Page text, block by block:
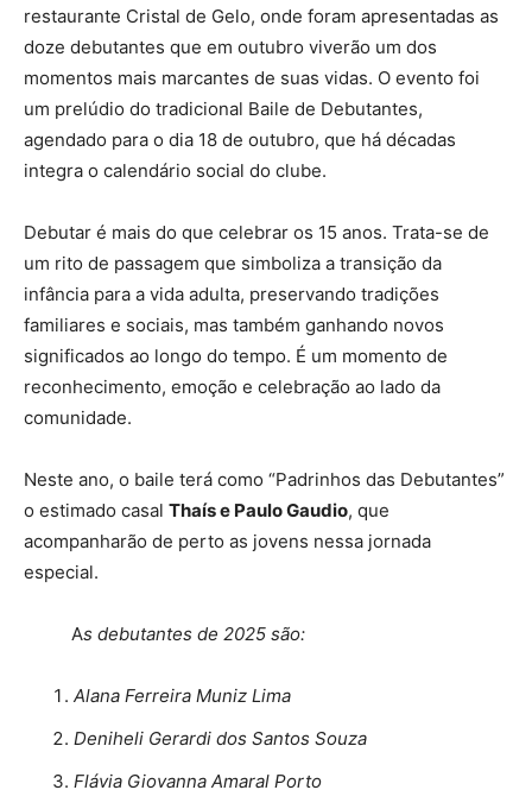
restaurante Cristal de Gelo, onde foram apresentadas as
doze debutantes que em outubro viverão um dos
momentos mais marcantes de suas vidas. O evento foi
um prelúdio do tradicional Baile de Debutantes,
agendado para o dia 18 de outubro, que há décadas
integra o calendário social do clube.
Debutar é mais do que celebrar os 15 anos. Trata-se de
um rito de passagem que simboliza a transição da
infância para a vida adulta, preservando tradições
familiares e sociais, mas também ganhando novos
significados ao longo do tempo. É um momento de
reconhecimento, emoção e celebração ao lado da
comunidade.
Neste ano, o baile terá como “Padrinhos das Debutantes”
o estimado casal Thaís e Paulo Gaudio, que
acompanharão de perto as jovens nessa jornada
especial.
As debutantes de 2025 são:
Alana Ferreira Muniz Lima
Deniheli Gerardi dos Santos Souza
Flávia Giovanna Amaral Porto